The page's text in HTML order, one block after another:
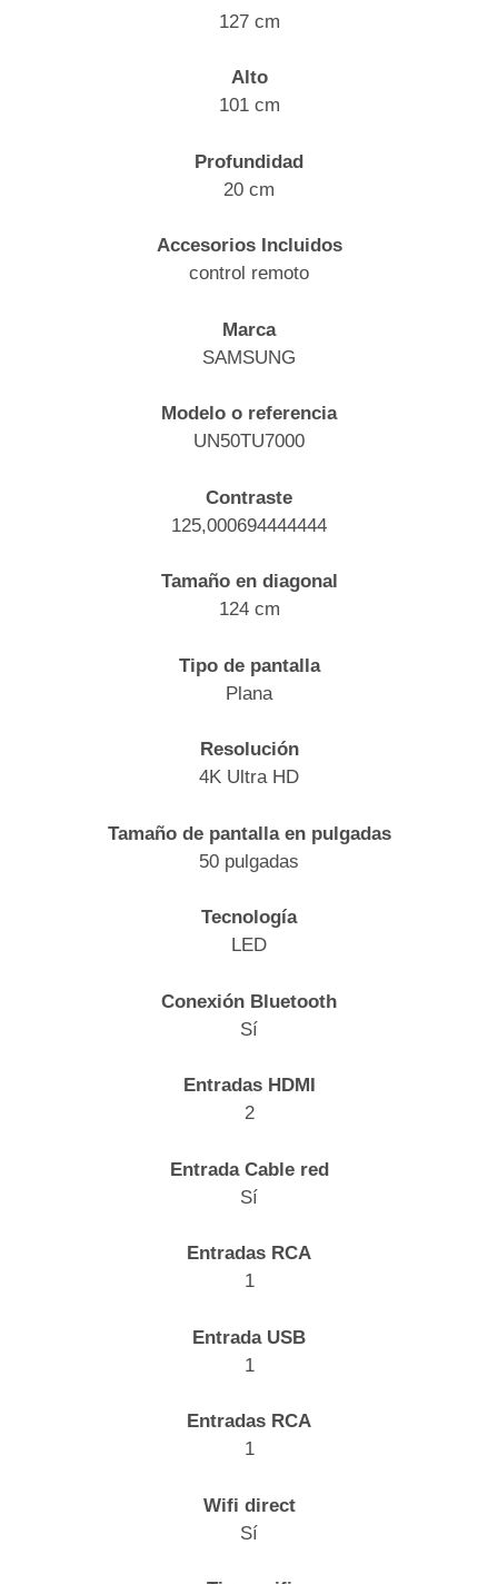
127 cm
Alto
101 cm
Profundidad
20 cm
Accesorios Incluidos
control remoto
Marca
SAMSUNG
Modelo o referencia
UN50TU7000
Contraste
125,000694444444
Tamaño en diagonal
124 cm
Tipo de pantalla
Plana
Resolución
4K Ultra HD
Tamaño de pantalla en pulgadas
50 pulgadas
Tecnología
LED
Conexión Bluetooth
Sí
Entradas HDMI
2
Entrada Cable red
Sí
Entradas RCA
1
Entrada USB
1
Entradas RCA
1
Wifi direct
Sí